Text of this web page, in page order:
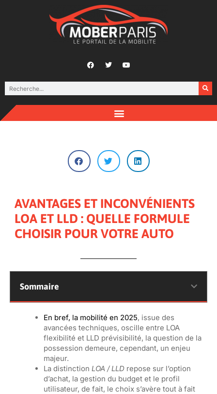
AVANTAGES ET INCONVÉNIENTS
LOA ET LLD : QUELLE FORMULE
CHOISIR POUR VOTRE AUTO
Sommaire
En bref, la mobilité en 2025, issue des
avancées techniques, oscille entre LOA
flexibilité et LLD prévisibilité, la question de la
possession demeure, cependant, un enjeu
majeur.
La distinction LOA / LLD repose sur l’option
d’achat, la gestion du budget et le profil
utilisateur, de fait, le choix s’avère tout à fait